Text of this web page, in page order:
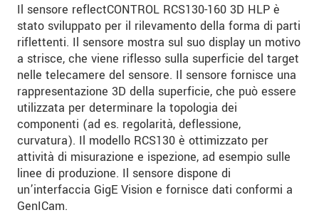
Il sensore reflectCONTROL RCS130-160 3D HLP è
stato sviluppato per il rilevamento della forma di parti
riflettenti. Il sensore mostra sul suo display un motivo
a strisce, che viene riflesso sulla superficie del target
nelle telecamere del sensore. Il sensore fornisce una
rappresentazione 3D della superficie, che può essere
utilizzata per determinare la topologia dei
componenti (ad es. regolarità, deflessione,
curvatura). Il modello RCS130 è ottimizzato per
attività di misurazione e ispezione, ad esempio sulle
linee di produzione. Il sensore dispone di
un’interfaccia GigE Vision e fornisce dati conformi a
GenICam.